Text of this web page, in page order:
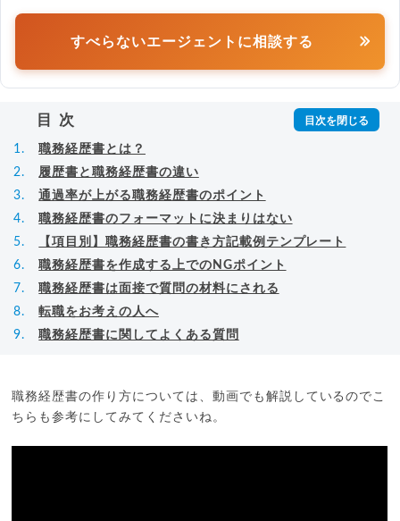
すべらないエージェントに相談する
目次
職務経歴書とは？
履歴書と職務経歴書の違い
通過率が上がる職務経歴書のポイント
職務経歴書のフォーマットに決まりはない
【項目別】職務経歴書の書き方記載例テンプレート
職務経歴書を作成する上でのNGポイント
職務経歴書は面接で質問の材料にされる
転職をお考えの人へ
職務経歴書に関してよくある質問
職務経歴書の作り方については、動画でも解説しているのでこ
ちらも参考にしてみてくださいね。